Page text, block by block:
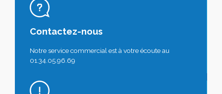
Contactez-nous
Notre service commercial est à votre écoute au
01.34.05.96.69